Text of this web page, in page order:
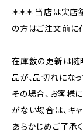
＊＊＊ 当店は実店
の方はご注文前に
在庫数の更新は随
品が、品切れになっ
その場合、お客様
がない場合は、キ
あらかじめご了承く